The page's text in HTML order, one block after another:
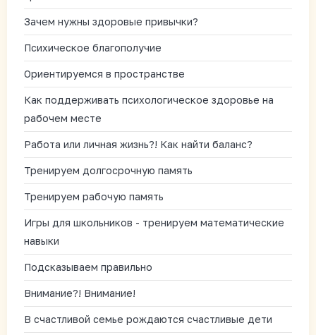
Зачем нужны здоровые привычки?
Психическое благополучие
Ориентируемся в пространстве
Как поддерживать психологическое здоровье на
рабочем месте
Работа или личная жизнь?! Как найти баланс?
Тренируем долгосрочную память
Тренируем рабочую память
Игры для школьников - тренируем математические
навыки
Подсказываем правильно
Внимание?! Внимание!
В счастливой семье рождаются счастливые дети